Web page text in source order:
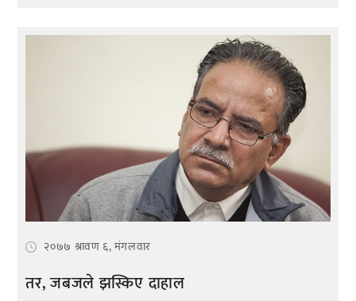
२०७७ श्रावण ६, मंगलवार
तर, जबजले झस्किए दाहाल